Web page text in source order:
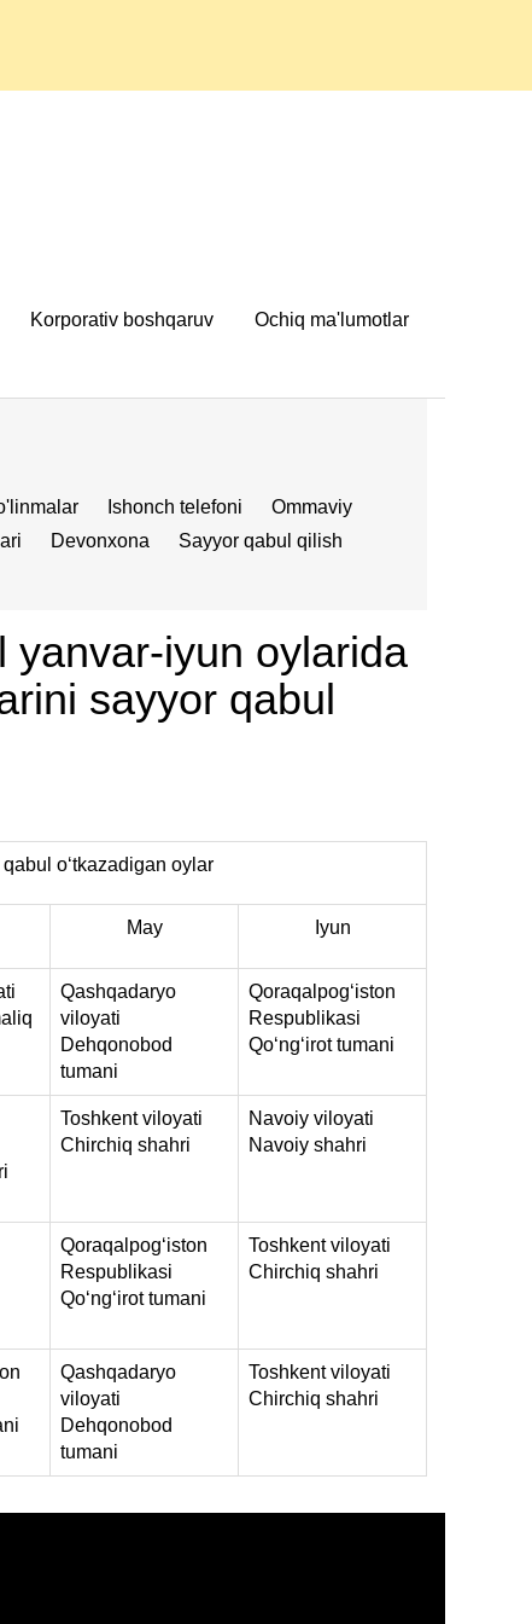
Korporativ boshqaruv Ochiq ma'lumotlar
Ishonch telefoni
Ommaviy
Devonxona
Sayyor qabul qilish
yanvar-iyun oylarida
sayyor qabul
oʻtkazadigan oylar
May Iyun
Qashqadaryo
viloyati
Dehqonobod
tumani
Qoraqalpog‘iston
Respublikasi
Qo‘ng‘irot tumani
Toshkent viloyati
Chirchiq shahri
Navoiy viloyati
Navoiy shahri
Qoraqalpog‘iston
Respublikasi
Qo‘ng‘irot tumani
Toshkent viloyati
Chirchiq shahri
Qashqadaryo
viloyati
Dehqonobod
tumani
Toshkent viloyati
Chirchiq shahri